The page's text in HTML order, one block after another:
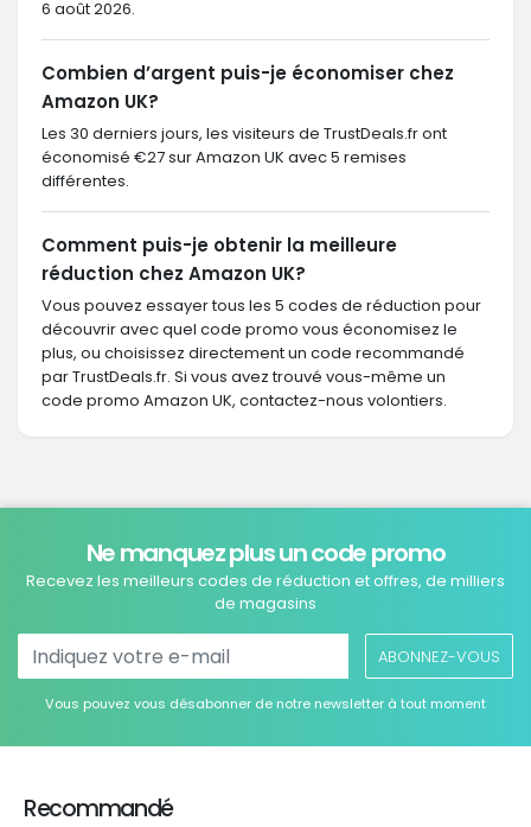
6 août 2026.
Combien d’argent puis-je économiser chez
Amazon UK?
Les 30 derniers jours, les visiteurs de TrustDeals.fr ont
économisé €27 sur Amazon UK avec 5 remises
différentes.
Comment puis-je obtenir la meilleure
réduction chez Amazon UK?
Vous pouvez essayer tous les 5 codes de réduction pour
découvrir avec quel code promo vous économisez le
plus, ou choisissez directement un code recommandé
par TrustDeals.fr. Si vous avez trouvé vous-même un
code promo Amazon UK, contactez-nous volontiers.
Ne manquez plus un code promo
Recevez les meilleurs codes de réduction et offres, de milliers
de magasins
ABONNEZ-VOUS
Vous pouvez vous désabonner de notre newsletter à tout moment
Recommandé